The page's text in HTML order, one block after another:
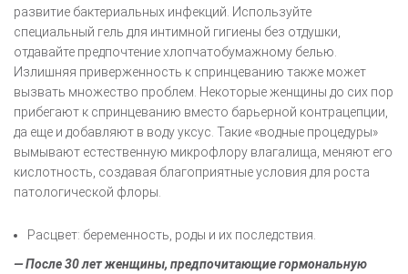
развитие бактериальных инфекций. Используйте
специальный гель для интимной гигиены без отдушки,
отдавайте предпочтение хлопчатобумажному белью.
Излишняя приверженность к спринцеванию также может
вызвать множество проблем. Некоторые женщины до сих пор
прибегают к спринцеванию вместо барьерной контрацепции,
да еще и добавляют в воду уксус. Такие «водные процедуры»
вымывают естественную микрофлору влагалища, меняют его
кислотность, создавая благоприятные условия для роста
патологической флоры.
Расцвет: беременность, роды и их последствия.
— После 30 лет женщины, предпочитающие гормональную